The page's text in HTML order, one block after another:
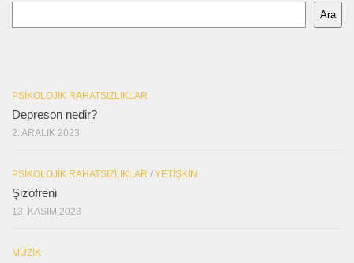
Ara
PSIKOLOJIK RAHATSIZLIKLAR
Depreson nedir?
2. ARALIK 2023
PSIKOLOJIK RAHATSIZLIKLAR / YETIŞKIN
Şizofreni
13. KASIM 2023
MÜZIK